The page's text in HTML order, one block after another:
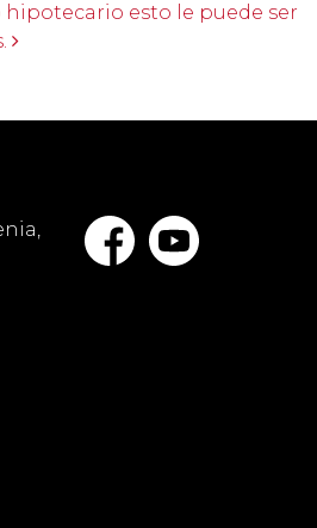
hipotecario esto le puede ser